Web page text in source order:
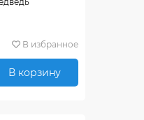
В избранное
В корзину